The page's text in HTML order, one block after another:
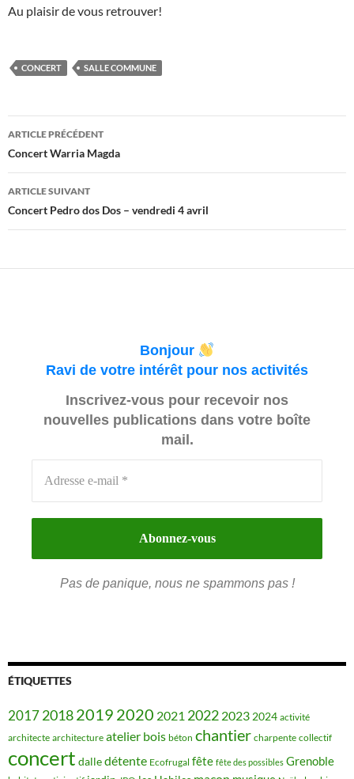
Au plaisir de vous retrouver!
CONCERT SALLE COMMUNE
Navigation
des
articles
ARTICLE PRÉCÉDENT
Concert Warria Magda
ARTICLE SUIVANT
Concert Pedro dos Dos – vendredi 4 avril
Bonjour
Ravi de votre intérêt pour nos activités
Inscrivez-vous pour recevoir nos
nouvelles publications dans votre boîte
mail.
Pas de panique, nous ne spammons pas !
ÉTIQUETTES
201720182019 2020 2021 2022 2023 2024 activité
architecte architecture atelier bois béton chantier charpente collectif
concert dalledétente Ecofrugal fête fête des possibles Grenoble